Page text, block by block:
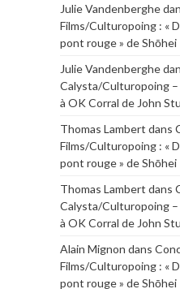
Julie Vandenberghe
Films/Culturopoing : «
pont rouge » de Shōhei
Julie Vandenberghe
Calysta/Culturopoing
à OK Corral de John
Thomas Lambert dans
Films/Culturopoing : «
pont rouge » de Shōhei
Thomas Lambert dans
Calysta/Culturopoing
à OK Corral de John
Alain Mignon dans
Films/Culturopoing : «
pont rouge » de Shōhei